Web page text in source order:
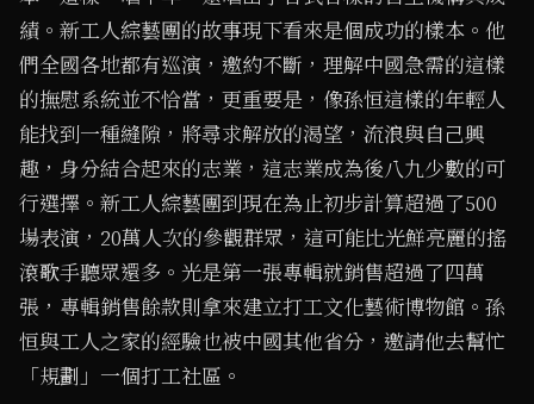
績。新工人綜藝團的故事現下看來是個成功的樣本。他
們全國各地都有巡演，邀約不斷，理解中國急需的這樣
的撫慰系統並不恰當，更重要是，像孫恒這樣的年輕人
能找到一種縫隙，將尋求解放的渴望，流浪與自己興
趣，身分結合起來的志業，這志業成為後八九少數的可
行選擇。新工人綜藝團到現在為止初步計算超過了500
場表演，20萬人次的參觀群眾，這可能比光鮮亮麗的搖
滾歌手聽眾還多。光是第一張專輯就銷售超過了四萬
張，專輯銷售餘款則拿來建立打工文化藝術博物館。孫
恒與工人之家的經驗也被中國其他省分，邀請他去幫忙
「規劃」一個打工社區。